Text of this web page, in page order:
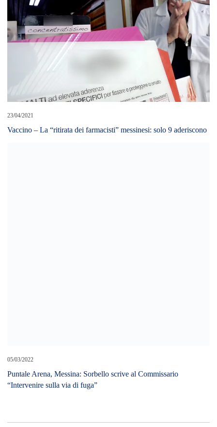
23/04/2021
Vaccino – La “ritirata dei farmacisti” messinesi: solo 9 aderiscono